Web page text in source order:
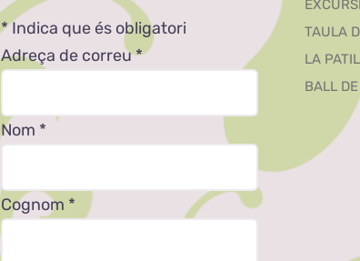
*Indica que és obligatori
Adreça de correu*
Nom *
Cognom *
TAULA
LA
BALL